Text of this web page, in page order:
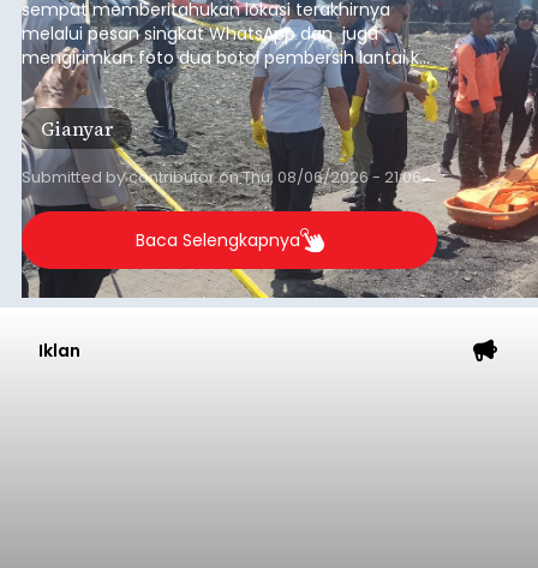
sempat memberitahukan lokasi terakhirnya
melalui pesan singkat WhatsApp dan juga
mengirimkan foto dua botol pembersih lantai ke
istrinya.
Gianyar
Submitted bycontributoronThu, 08/06/2026 - 21:06
Baca Selengkapnya
Iklan